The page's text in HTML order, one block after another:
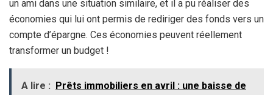
un ami dans une situation similaire, et il a pu réaliser des
économies qui lui ont permis de rediriger des fonds vers un
compte d’épargne. Ces économies peuvent réellement
transformer un budget !
A lire :
Prêts immobiliers en avril : une baisse de